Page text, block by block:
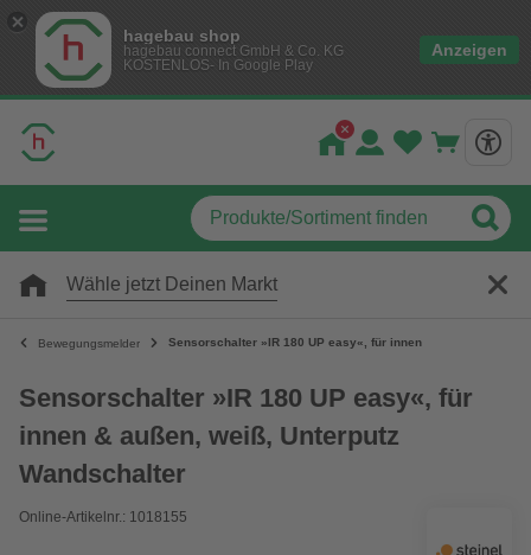
hagebau shop
hagebau connect GmbH & Co. KG
KOSTENLOS- In Google Play
Anzeigen
Wähle jetzt Deinen Markt
Bewegungsmelder Sensorschalter »IR 180 UP easy«, für innen
Sensorschalter »IR 180 UP easy«, für
innen & außen, weiß, Unterputz
Wandschalter
Online-Artikelnr.: 1018155